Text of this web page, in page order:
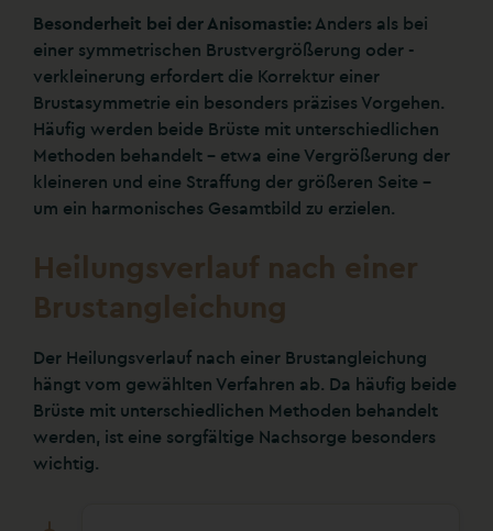
Besonderheit bei der Anisomastie: Anders als bei
einer symmetrischen Brustvergrößerung oder -
verkleinerung erfordert die Korrektur einer
Brustasymmetrie ein besonders präzises Vorgehen.
Häufig werden beide Brüste mit unterschiedlichen
Methoden behandelt – etwa eine Vergrößerung der
kleineren und eine Straffung der größeren Seite –
um ein harmonisches Gesamtbild zu erzielen.
Heilungsverlauf nach einer
Brustangleichung
Der Heilungsverlauf nach einer Brustangleichung
hängt vom gewählten Verfahren ab. Da häufig beide
Brüste mit unterschiedlichen Methoden behandelt
werden, ist eine sorgfältige Nachsorge besonders
wichtig.